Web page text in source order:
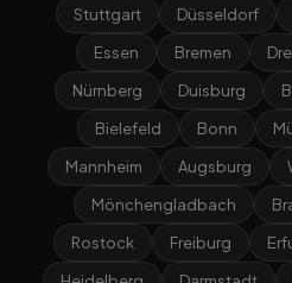
Stuttgart
Düsseldorf
Essen
Bremen
Nürnberg
Duisburg
Bielefeld
Bonn
Mannheim
Augsburg
Mönchengladbach
Rostock
Freiburg